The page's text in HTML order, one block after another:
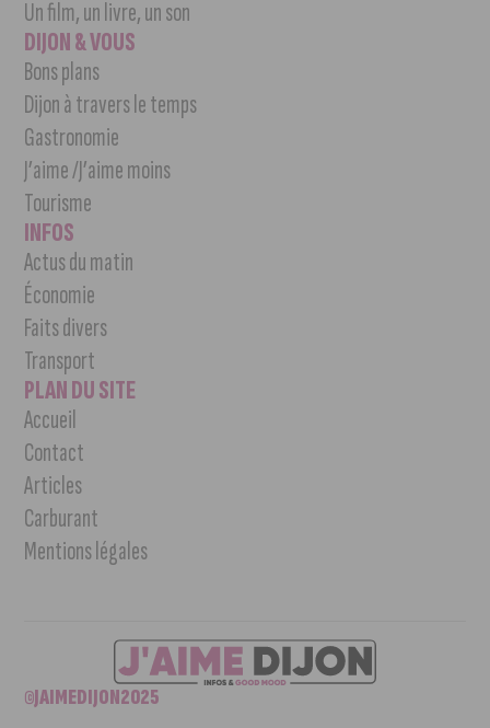
Un film, un livre, un son
DIJON & VOUS
Bons plans
Dijon à travers le temps
Gastronomie
J’aime /J’aime moins
Tourisme
INFOS
Actus du matin
Économie
Faits divers
Transport
PLAN DU SITE
Accueil
Contact
Articles
Carburant
Mentions légales
©JAIMEDIJON2025